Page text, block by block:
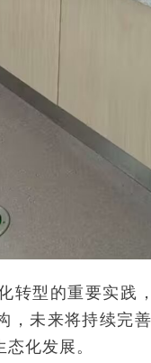
转型的重要实践
，未来将持续完
化发展。